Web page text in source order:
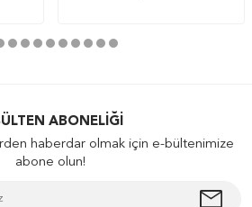
ABONELIĞI
haberdar olmak için e-bültenimize
abone olun!